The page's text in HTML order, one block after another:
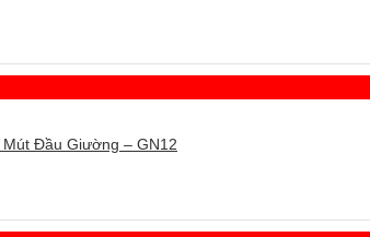
Đầu Giường – GN12